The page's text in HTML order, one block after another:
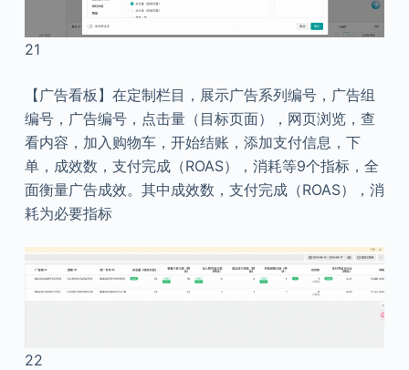
21
【广告看板】在定制栏目，展示广告系列编号，广告组
编号，广告编号，点击量（目标页面），网页浏览，查
看内容，加入购物车，开始结账，添加支付信息，下
单，成效数，支付完成（ROAS），消耗等9个指标，全
面衡量广告成效。其中成效数，支付完成（ROAS），消
耗为必要指标
22